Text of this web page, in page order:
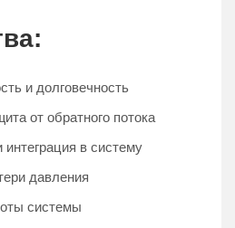
и долговечность
от обратного потока
в систему
давления
системы